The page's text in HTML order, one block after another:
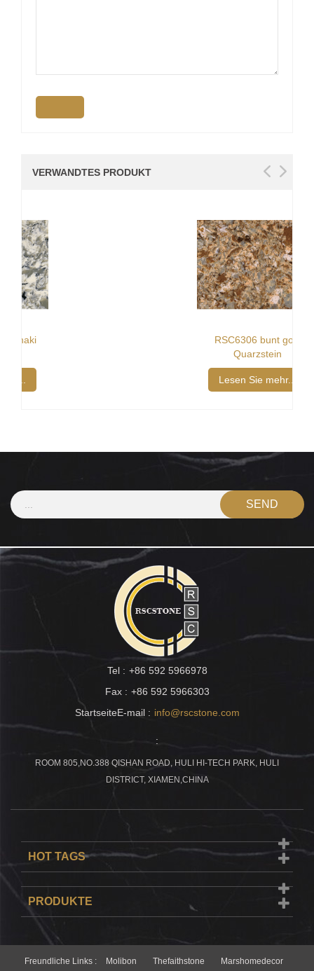
VERWANDTES PRODUKT
Tel : +86 592 5966978
Fax : +86 592 5966303
StartseiteE-mail : info@rscstone.com
:
ROOM 805,NO.388 QISHAN ROAD, HULI HI-TECH PARK, HULI
DISTRICT, XIAMEN,CHINA
HOT TAGS
PRODUKTE
Freundliche Links : Molibon Thefaithstone Marshomedecor